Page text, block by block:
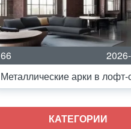
66
Металлические арки в лофт-
КАТЕГОРИИ